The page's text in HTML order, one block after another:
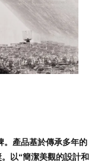
。產品基於傳承多年的
以“簡潔美觀的設計和